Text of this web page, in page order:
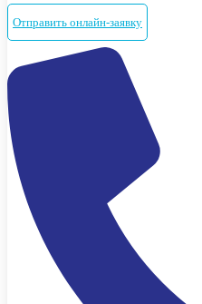
Отправить онлайн-заявку